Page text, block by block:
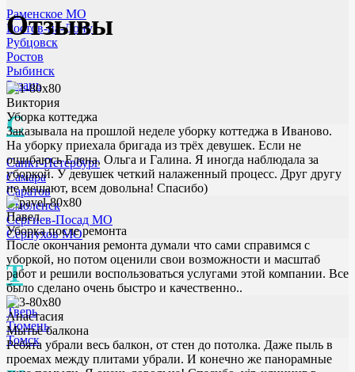
Раменское МО
Ростов-на-Дону
Рубцовск
Ростов
Рыбинск
Рязань
С
Санкт-Петербург
Самара
Саратов
Смоленск
Сергиев-Посад МО
Серпухов МО
Т
Тверь
Тюмень
Томск
Отзывы
Виктория
Уборка коттеджа
Заказывала на прошлой неделе уборку коттеджа в Иваново.
На уборку приехала бригада из трёх девушек. Если не
ошибаюсь Елена, Ольга и Галина. Я иногда наблюдала за
уборкой. У девушек четкий налаженный процесс. Друг другу
не мешают, всем довольна! Спасибо)
Павел
Уборка после ремонта
После окончания ремонта думали что сами справимся с
уборкой, но потом оценили свои возможности и масштаб
работ и решили воспользоваться услугами этой компании. Все
было сделано очень быстро и качественно..
Анастасия
Мытьё балкона
Ребята убрали весь балкон, от стен до потолка. Даже пыль в
проемах между плитами убрали. И конечно же панорамные